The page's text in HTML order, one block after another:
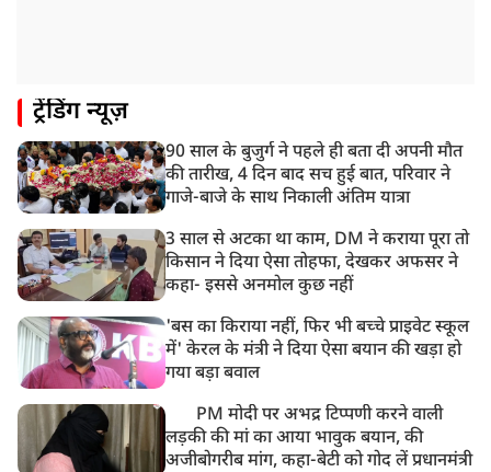
ट्रेंडिंग न्यूज़
90 साल के बुजुर्ग ने पहले ही बता दी अपनी मौत
की तारीख, 4 दिन बाद सच हुई बात, परिवार ने
गाजे-बाजे के साथ निकाली अंतिम यात्रा
3 साल से अटका था काम, DM ने कराया पूरा तो
किसान ने दिया ऐसा तोहफा, देखकर अफसर ने
कहा- इससे अनमोल कुछ नहीं
'बस का किराया नहीं, फिर भी बच्चे प्राइवेट स्कूल
में' केरल के मंत्री ने दिया ऐसा बयान की खड़ा हो
गया बड़ा बवाल
PM मोदी पर अभद्र टिप्पणी करने वाली
लड़की की मां का आया भावुक बयान, की
अजीबोगरीब मांग, कहा-बेटी को गोद लें प्रधानमंत्री